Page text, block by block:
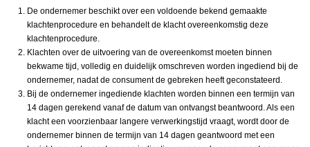
De ondernemer beschikt over een voldoende bekend gemaakte
klachtenprocedure en behandelt de klacht overeenkomstig deze
klachtenprocedure.
Klachten over de uitvoering van de overeenkomst moeten binnen
bekwame tijd, volledig en duidelijk omschreven worden ingediend bij de
ondernemer, nadat de consument de gebreken heeft geconstateerd.
Bij de ondernemer ingediende klachten worden binnen een termijn van
14 dagen gerekend vanaf de datum van ontvangst beantwoord. Als een
klacht een voorzienbaar langere verwerkingstijd vraagt, wordt door de
ondernemer binnen de termijn van 14 dagen geantwoord met een